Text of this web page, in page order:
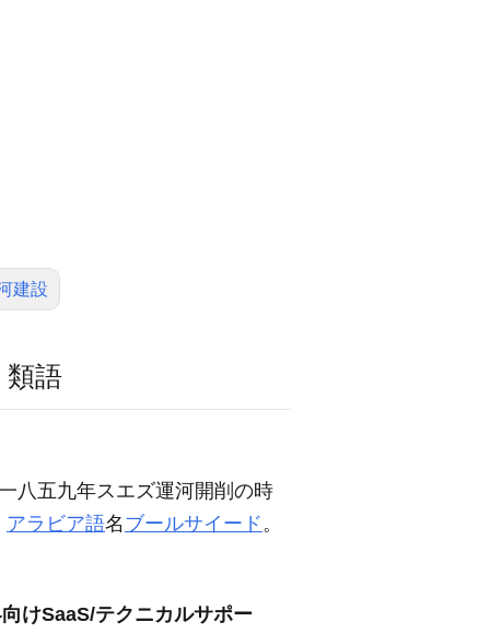
建設
類語
八五九年スエズ運河開削の時
アラビア語名 ブールサイード 。
けSaaS/テクニカルサポー